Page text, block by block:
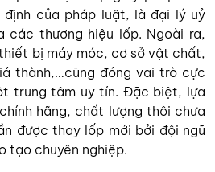
định của pháp luật, là đại lý uỷ
các thương hiệu lốp. Ngoài ra,
bị máy móc, cơ sở vật chất,
thành,…cũng đóng vai trò cực
trung tâm uy tín. Đặc biệt, lựa
hãng, chất lượng thôi chưa
được thay lốp mới bởi đội ngũ
tạo chuyên nghiệp.